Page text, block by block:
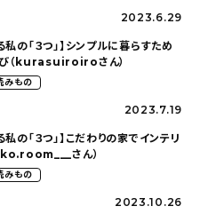
2023.6.29
の「３つ」】シンプルに暮らすため
び（kurasuiroiroさん）
みもの
2023.7.19
の「３つ」】こだわりの家でインテリ
さん）
みもの
2023.10.26